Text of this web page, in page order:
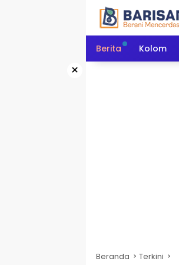
Berita Kolom
×
Beranda Terkini